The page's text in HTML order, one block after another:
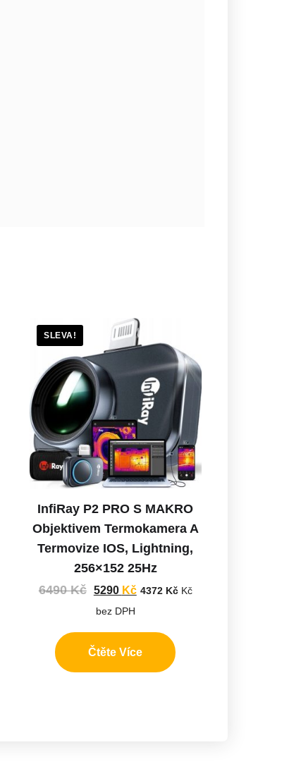
SLEVA!
InfiRay P2 PRO S MAKRO
Objektivem Termokamera A
Termovize IOS, Lightning,
256×152 25Hz
6490Kč 5290 Kč 4372 KčKč
bez DPH
Čtěte Více